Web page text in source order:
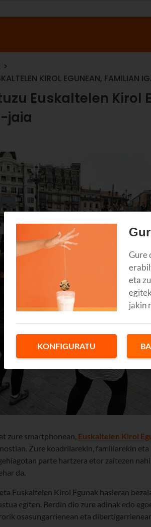
KIROL EGUNEAN, FAMILIAN
Euskaltelen Kirol
jaia
zure smartphonean, Euskaltelen Kirol
Zure koadrilarekin, familiarekin
parte hartzera etor zaitezen
da.
Euskaltelen Kirol Egunak hasieran
egiten. Berdin dio zure adinak edo
osasungarrienean eta
Gure
eta
jakin
KONFIGURATU